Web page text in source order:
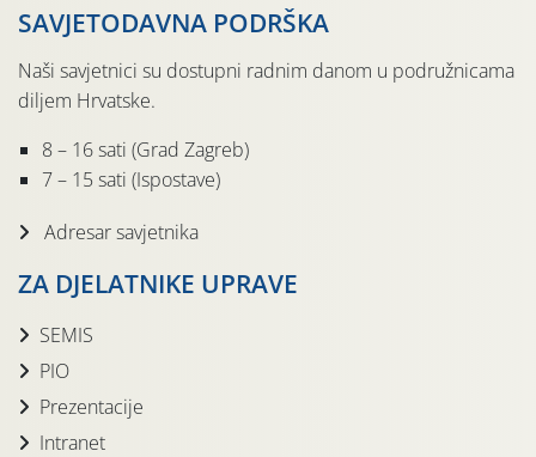
SAVJETODAVNA PODRŠKA
Naši savjetnici su dostupni radnim danom u podružnicama
diljem Hrvatske.
8 – 16 sati (Grad Zagreb)
7 – 15 sati (Ispostave)
Adresar savjetnika
ZA DJELATNIKE UPRAVE
SEMIS
PIO
Prezentacije
Intranet